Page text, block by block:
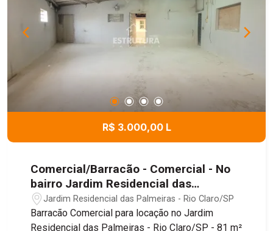
R$ 3.000,00 L
Comercial/Barracão - Comercial - No
bairro Jardim Residencial das
Palmeiras
Jardim Residencial das Palmeiras - Rio Claro/SP
Barracão Comercial para locação no Jardim
Residencial das Palmeiras - Rio Claro/SP - 81 m²